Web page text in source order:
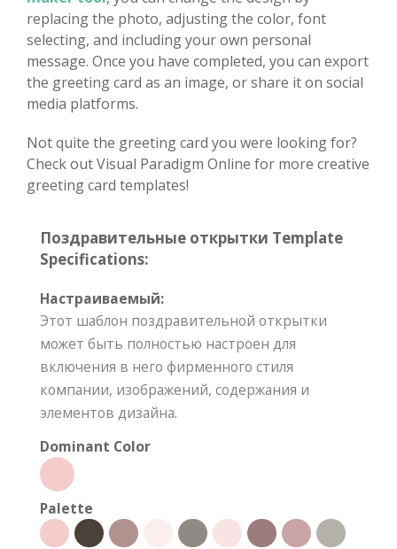
replacing the photo, adjusting the color, font
selecting, and including your own personal
message. Once you have completed, you can export
the greeting card as an image, or share it on social
media platforms.
Not quite the greeting card you were looking for?
Check out Visual Paradigm Online for more creative
greeting card templates!
Поздравительные открытки Template
Specifications:
Настраиваемый:
Этот шаблон поздравительной открытки
может быть полностью настроен для
включения в него фирменного стиля
компании, изображений, содержания и
элементов дизайна.
Dominant Color
Palette